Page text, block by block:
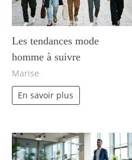
Les tendances mode
homme à suivre
Marise
En savoir plus